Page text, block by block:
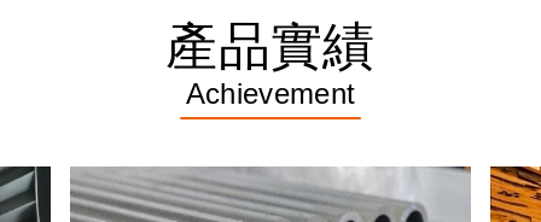
產品實績
Achievement